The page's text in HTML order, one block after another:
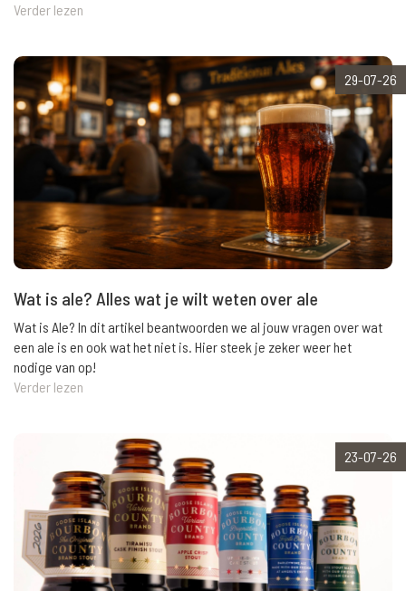
Verder lezen
29-07-26
Wat is ale? Alles wat je wilt weten over ale
Wat is Ale? In dit artikel beantwoorden we al jouw vragen over wat
een ale is en ook wat het niet is. Hier steek je zeker weer het
nodige van op!
Verder lezen
23-07-26